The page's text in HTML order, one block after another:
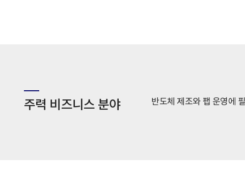
주력 비즈니스 분야 반도체 제조와 팹 운영에